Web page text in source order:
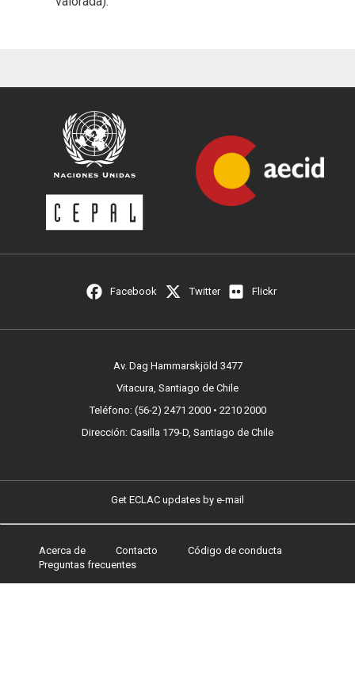
Facebook Twitter Flickr
Av. Dag Hammarskjöld 3477
Vitacura, Santiago de Chile
Teléfono: (56-2) 2471 2000 • 2210 2000
Dirección: Casilla 179-D, Santiago de Chile
Get ECLAC updates by e-mail
Footer
Acerca de Contacto
Código de conducta
Preguntas frecuentes